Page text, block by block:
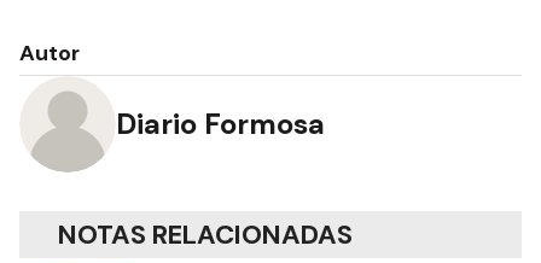
Autor
Diario Formosa
NOTAS RELACIONADAS